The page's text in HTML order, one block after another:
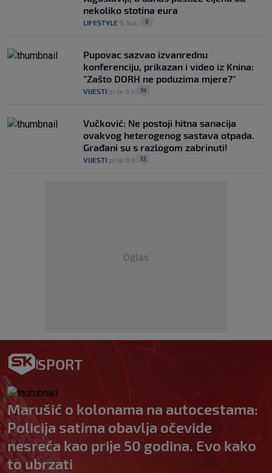
nekoliko stotina eura
LIFESTYLE 5. kol. 0
Pupovac sazvao izvanrednu
konferenciju, prikazan i video iz Knina:
"Zašto DORH ne poduzima mjere?"
VIJESTI prije 9 h 14
Vučković: Ne postoji hitna sanacija
ovakvog heterogenog sastava otpada.
Građani su s razlogom zabrinuti!
VIJESTI prije 8 h 13
Oglas
SPORT
Marušić o kolonama na autocestama:
Policija satima obavlja očevide
nesreća kao prije 50 godina. Evo kako
to ubrzati